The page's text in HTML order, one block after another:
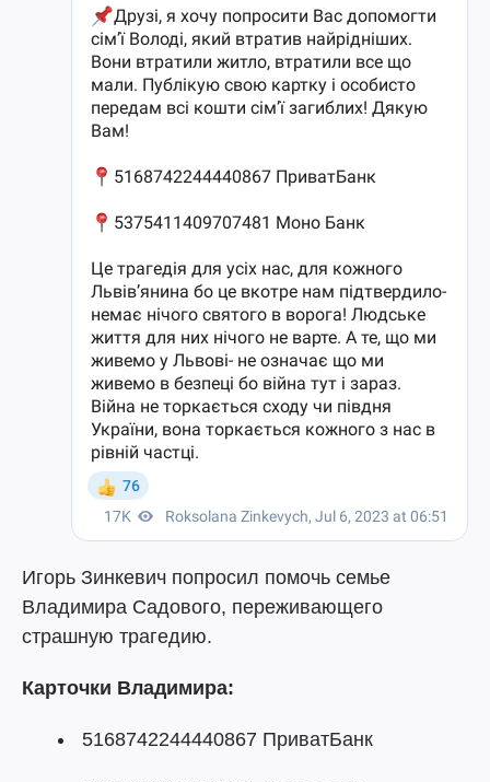
Игорь Зинкевич попросил помочь семье
Владимира Садового, переживающего
страшную трагедию.
Карточки Владимира:
5168742244440867 ПриватБанк